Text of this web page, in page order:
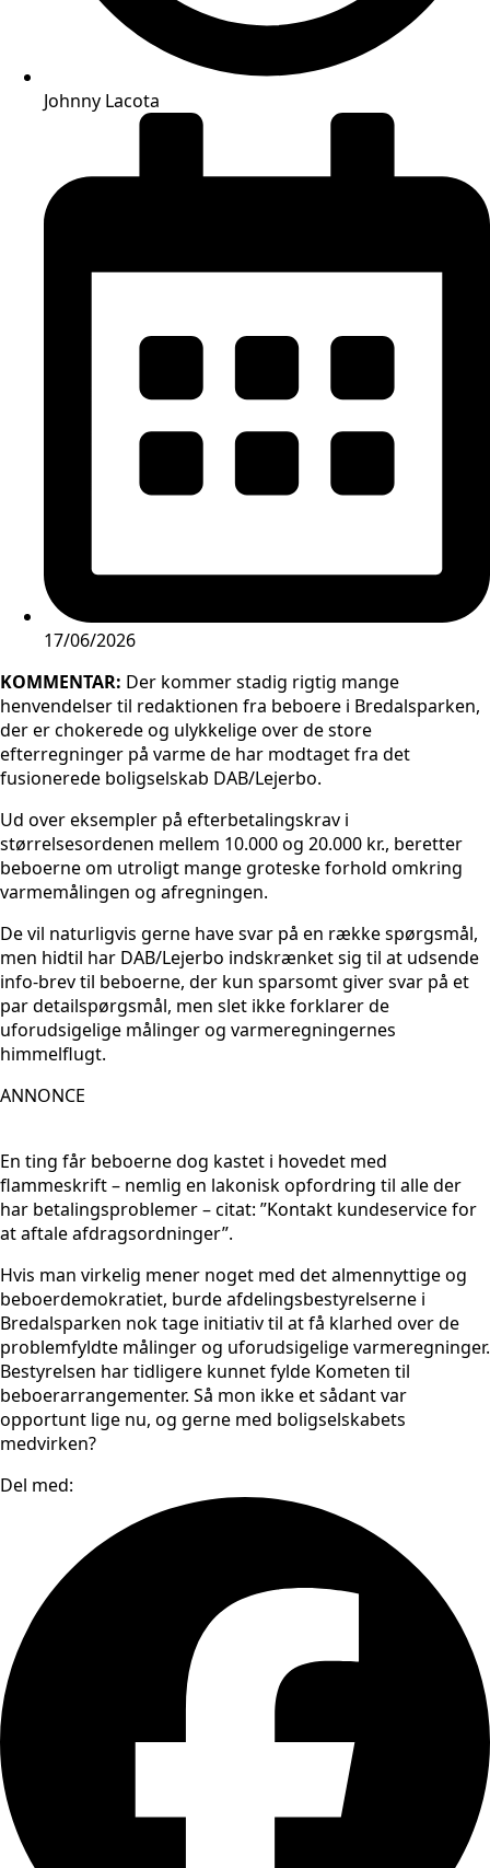
Johnny Lacota
17/06/2026
KOMMENTAR: Der kommer stadig rigtig mange
henvendelser til redaktionen fra beboere i Bredalsparken,
der er chokerede og ulykkelige over de store
efterregninger på varme de har modtaget fra det
fusionerede boligselskab DAB/Lejerbo.
Ud over eksempler på efterbetalingskrav i
størrelsesordenen mellem 10.000 og 20.000 kr., beretter
beboerne om utroligt mange groteske forhold omkring
varmemålingen og afregningen.
De vil naturligvis gerne have svar på en række spørgsmål,
men hidtil har DAB/Lejerbo indskrænket sig til at udsende
info-brev til beboerne, der kun sparsomt giver svar på et
par detailspørgsmål, men slet ikke forklarer de
uforudsigelige målinger og varmeregningernes
himmelflugt.
ANNONCE
En ting får beboerne dog kastet i hovedet med
flammeskrift – nemlig en lakonisk opfordring til alle der
har betalingsproblemer – citat: ”Kontakt kundeservice for
at aftale afdragsordninger”.
Hvis man virkelig mener noget med det almennyttige og
beboerdemokratiet, burde afdelingsbestyrelserne i
Bredalsparken nok tage initiativ til at få klarhed over de
problemfyldte målinger og uforudsigelige varmeregninger.
Bestyrelsen har tidligere kunnet fylde Kometen til
beboerarrangementer. Så mon ikke et sådant var
opportunt lige nu, og gerne med boligselskabets
medvirken?
Del med: